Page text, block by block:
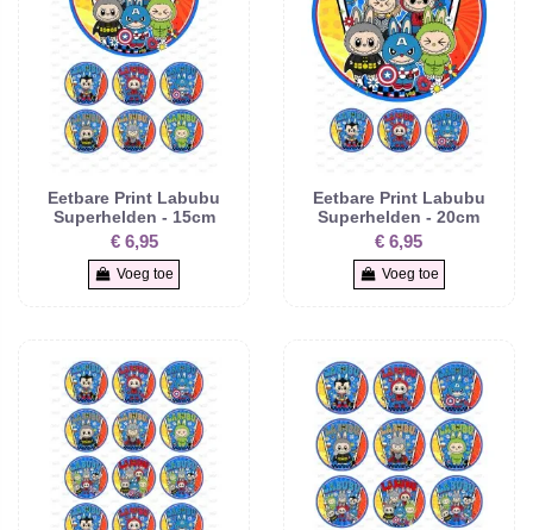
Eetbare Print Labubu
Superhelden - 15cm
€ 6,95
Voeg toe
Eetbare Print Labubu
Superhelden - 20cm
€ 6,95
Voeg toe